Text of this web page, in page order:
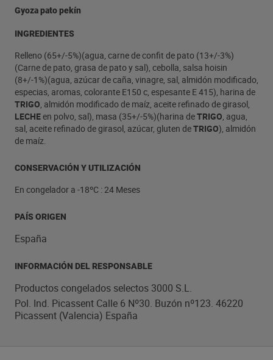
Gyoza pato pekín
INGREDIENTES
Relleno (65+/-5%)(agua, carne de confit de pato (13+/-3%)
(Carne de pato, grasa de pato y sal), cebolla, salsa hoisin
(8+/-1%)(agua, azúcar de caña, vinagre, sal, almidón modificado,
especias, aromas, colorante E150 c, espesante E 415), harina de
TRIGO, almidón modificado de maíz, aceite refinado de girasol,
LECHEen polvo, sal), masa (35+/-5%)(harina deTRIGO, agua,
sal, aceite refinado de girasol, azúcar, gluten deTRIGO), almidón
de maíz.
CONSERVACIÓN Y UTILIZACIÓN
En congelador a -18ºC : 24 Meses
PAÍS ORIGEN
España
INFORMACIÓN DEL RESPONSABLE
Productos congelados selectos 3000 S.L.
Pol. Ind. Picassent Calle 6 Nº30. Buzón nº123. 46220
Picassent (Valencia) España